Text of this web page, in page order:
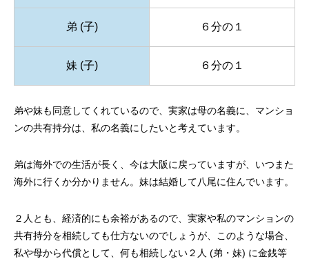
弟 (子) ６分の１
妹 (子) ６分の１
弟や妹も同意してくれているので、実家は母の名義に、マンショ
ンの共有持分は、私の名義にしたいと考えています。
弟は海外での生活が長く、今は大阪に戻っていますが、いつまた
海外に行くか分かりません。妹は結婚して八尾に住んでいます。
２人とも、経済的にも余裕があるので、実家や私のマンションの
共有持分を相続しても仕方ないのでしょうが、このような場合、
私や母から代償として、何も相続しない２人 (弟・妹) に金銭等